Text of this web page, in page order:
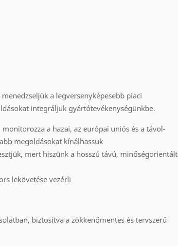
a legversenyképesebb piaci
integráljuk gyártótevékenységünkbe.
a hazai, az európai uniós és a távol-
megoldásokat kínálhassuk
mert hiszünk a hosszú távú, minőségorientált
lekövetése vezérli
biztosítva a zökkenőmentes és tervszerű